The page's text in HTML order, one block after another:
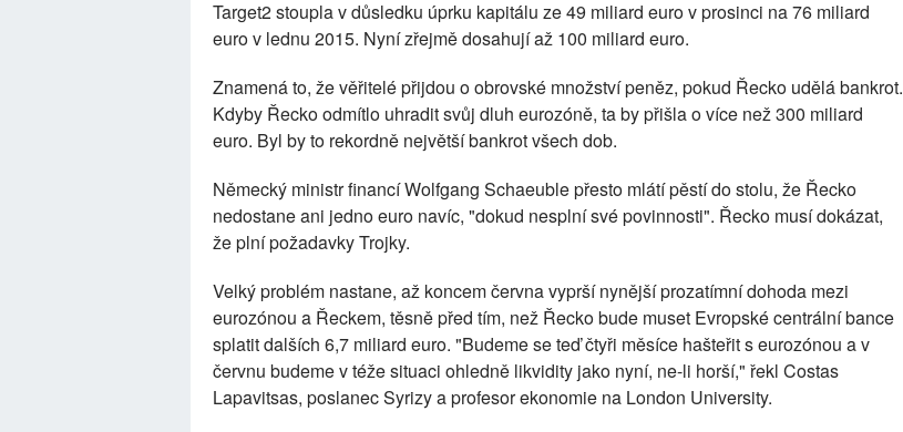
Target2 stoupla v důsledku úprku kapitálu ze 49 miliard euro v prosinci na 76 miliard
euro v lednu 2015. Nyní zřejmě dosahují až 100 miliard euro.
Znamená to, že věřitelé přijdou o obrovské množství peněz, pokud Řecko udělá bankrot.
Kdyby Řecko odmítlo uhradit svůj dluh eurozóně, ta by přišla o více než 300 miliard
euro. Byl by to rekordně největší bankrot všech dob.
Německý ministr financí Wolfgang Schaeuble přesto mlátí pěstí do stolu, že Řecko
nedostane ani jedno euro navíc, "dokud nesplní své povinnosti". Řecko musí dokázat,
že plní požadavky Trojky.
Velký problém nastane, až koncem června vyprší nynější prozatímní dohoda mezi
eurozónou a Řeckem, těsně před tím, než Řecko bude muset Evropské centrální bance
splatit dalších 6,7 miliard euro. "Budeme se teď čtyři měsíce hašteřit s eurozónou a v
červnu budeme v téže situaci ohledně likvidity jako nyní, ne-li horší," řekl Costas
Lapavitsas, poslanec Syrizy a profesor ekonomie na London University.